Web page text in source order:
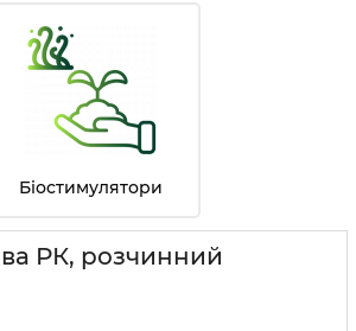
Біостимулятори
РК, розчинний